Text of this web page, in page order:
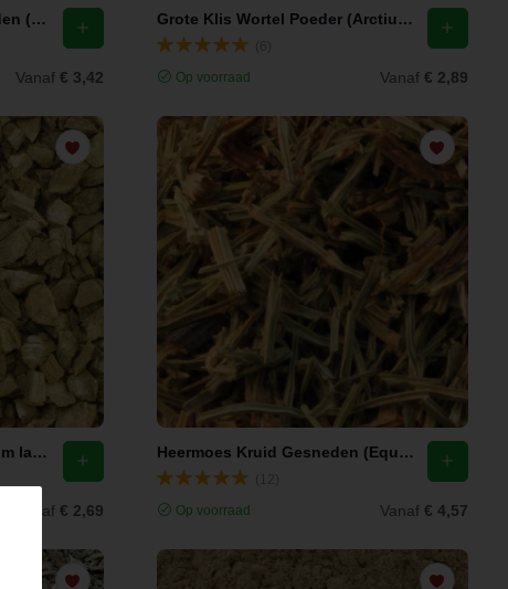
Ginkgo Biloba Blad Gesneden (Ginkgo Biloba L.)
Vanaf € 3,42
Grote Klis Wortel Poeder (Arctium Lappa)
Op voorraad Vanaf € 2,89
Klitwortel Gesneden (Arctium lappa)
Vanaf € 2,69
Heermoes Kruid Gesneden (Equisetum arvense)
Op voorraad Vanaf € 4,57